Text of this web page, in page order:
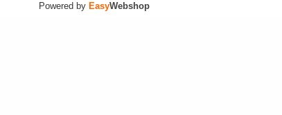
Powered by EasyWebshop